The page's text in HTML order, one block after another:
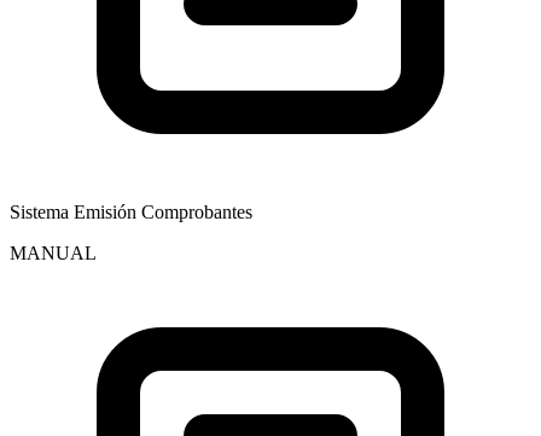
Sistema Emisión Comprobantes
MANUAL